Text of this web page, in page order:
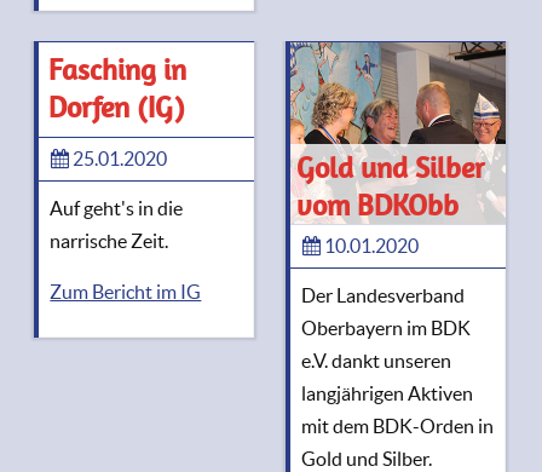
Fasching in
Dorfen (IG)
25.01.2020
Auf geht's in die
narrische Zeit.
Zum Bericht im IG
Gold und Silber
vom BDKObb
10.01.2020
Der Landesverband
Oberbayern im BDK
e.V. dankt unseren
langjährigen Aktiven
mit dem BDK-Orden in
Gold und Silber.